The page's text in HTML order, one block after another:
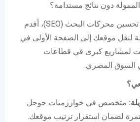
الممولة دون نتائج مستدامة؟
أنا خبير متخصص في تحسين محركات البحث (SEO)، أقدم
لنقل موقعك إلى الصفحة الأولى في
لمشاريع كبرى في قطاعات
السوق المصري.
متخصص في خوارزميات جوجل
لضمان استقرار ترتيب موقعك.